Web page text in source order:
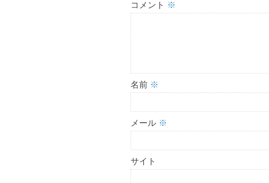
コメント ※
名前 ※
メール ※
サイト